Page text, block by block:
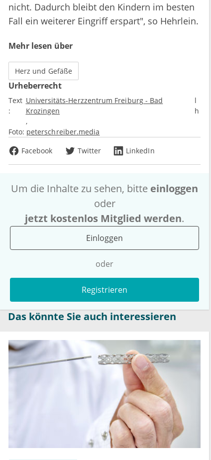
nicht. Dadurch bleibt den Kindern im besten
Fall ein weiterer Eingriff erspart", so Hehrlein.
Mehr lesen über
Herz und Gefäße
Urheberrecht
Text
:
Universitäts-Herzzentrum Freiburg - Bad
Krozingen
l
h
Foto: peterschreiber.media
Facebook
Twitter LinkedIn
Um die Inhalte zu sehen, bitte einloggen
oder
jetzt kostenlos Mitglied werden.
Einloggen
oder
Registrieren
Das könnte Sie auch interessieren